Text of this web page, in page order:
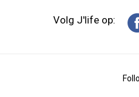
Volg J'life op: